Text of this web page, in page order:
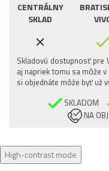
CENTRÁLNY
SKLAD
Skladovú dostupnosť pre
aj napriek tomu sa môže
si objednáte môže byť už
SKLADOM
NA
High-contrast mode